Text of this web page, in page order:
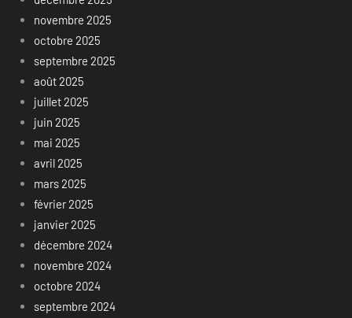
novembre 2025
octobre 2025
septembre 2025
août 2025
juillet 2025
juin 2025
mai 2025
avril 2025
mars 2025
février 2025
janvier 2025
décembre 2024
novembre 2024
octobre 2024
septembre 2024